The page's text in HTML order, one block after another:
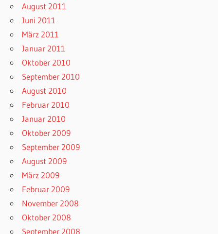
August 2011
Juni 2011
März 2011
Januar 2011
Oktober 2010
September 2010
August 2010
Februar 2010
Januar 2010
Oktober 2009
September 2009
August 2009
März 2009
Februar 2009
November 2008
Oktober 2008
September 2008